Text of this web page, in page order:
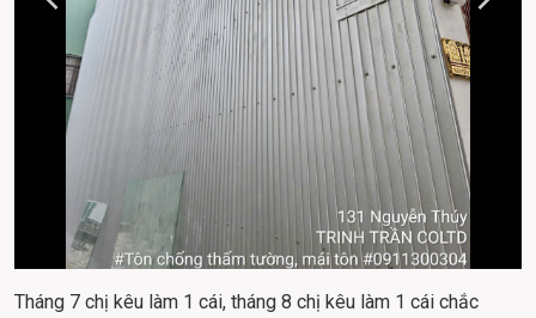
Tháng 7 chị kêu làm 1 cái, tháng 8 chị kêu làm 1 cái chắc